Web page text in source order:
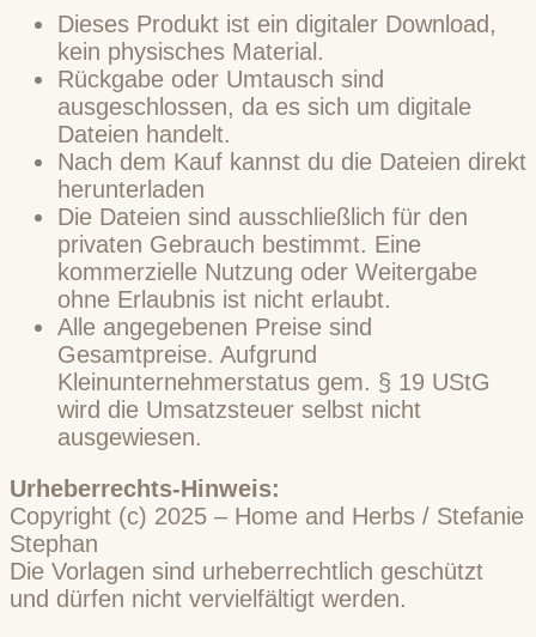
Dieses Produkt ist ein digitaler Download,
kein physisches Material.
Rückgabe oder Umtausch sind
ausgeschlossen, da es sich um digitale
Dateien handelt.
Nach dem Kauf kannst du die Dateien direkt
herunterladen
Die Dateien sind ausschließlich für den
privaten Gebrauch bestimmt. Eine
kommerzielle Nutzung oder Weitergabe
ohne Erlaubnis ist nicht erlaubt.
Alle angegebenen Preise sind
Gesamtpreise. Aufgrund
Kleinunternehmerstatus gem. § 19 UStG
wird die Umsatzsteuer selbst nicht
ausgewiesen.
Urheberrechts-Hinweis:
Copyright (c) 2025 – Home and Herbs / Stefanie
Stephan
Die Vorlagen sind urheberrechtlich geschützt
und dürfen nicht vervielfältigt werden.